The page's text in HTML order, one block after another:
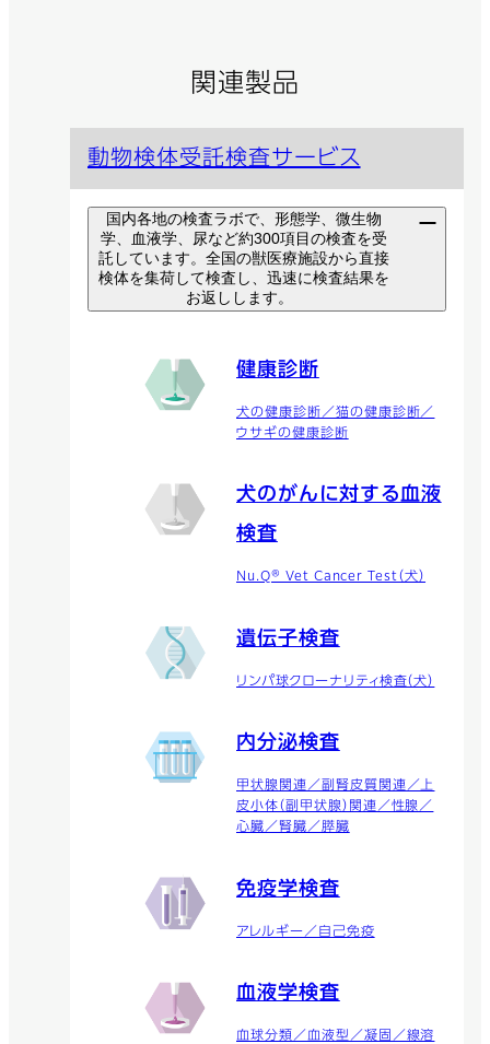
関連製品
動物検体受託検査サービス
国内各地の検査ラボで、形態学、微生物
学、血液学、尿など約300項目の検査を受
託しています。全国の獣医療施設から直接
検体を集荷して検査し、迅速に検査結果を
お返しします。
健康診断
犬の健康診断／猫の健康診断／
ウサギの健康診断
犬のがんに対する血液
検査
Nu.Q® Vet Cancer Test（犬）
遺伝子検査
リンパ球クローナリティ検査（犬）
内分泌検査
甲状腺関連／副腎皮質関連／上
皮小体（副甲状腺）関連／性腺／
心臓／腎臓／膵臓
免疫学検査
アレルギー／自己免疫
血液学検査
血球分類／血液型／凝固／線溶